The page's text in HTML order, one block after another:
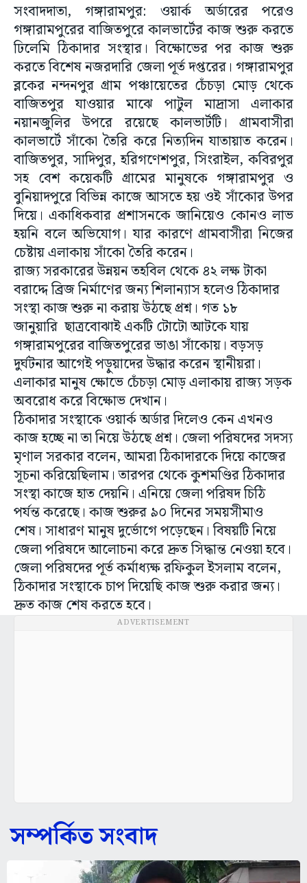
সংবাদদাতা, গঙ্গারামপুর: ওয়ার্ক অর্ডারের পরেও
গঙ্গারামপুরের বাজিতপুরে কালভার্টের কাজ শুরু করতে
ঢিলেমি ঠিকাদার সংস্থার। বিক্ষোভের পর কাজ শুরু
করতে বিশেষ নজরদারি জেলা পূর্ত দপ্তরের। গঙ্গারামপুর
ব্লকের নন্দনপুর গ্রাম পঞ্চায়েতের চেঁচড়া মোড় থেকে
বাজিতপুর যাওয়ার মাঝে পাটুল মাদ্রাসা এলাকার
নয়ানজুলির উপরে রয়েছে কালভার্টটি। গ্রামবাসীরা
কালভার্টে সাঁকো তৈরি করে নিত্যদিন যাতায়াত করেন।
বাজিতপুর, সাদিপুর, হরিগণেশপুর, সিংরাইল, কবিরপুর
সহ বেশ কয়েকটি গ্রামের মানুষকে গঙ্গারামপুর ও
বুনিয়াদপুরে বিভিন্ন কাজে আসতে হয় ওই সাঁকোর উপর
দিয়ে। একাধিকবার প্রশাসনকে জানিয়েও কোনও লাভ
হয়নি বলে অভিযোগ। যার কারণে গ্রামবাসীরা নিজের
চেষ্টায় এলাকায় সাঁকো তৈরি করেন।
রাজ্য সরকারের উন্নয়ন তহবিল থেকে ৪২ লক্ষ টাকা
বরাদ্দে ব্রিজ নির্মাণের জন্য শিলান্যাস হলেও ঠিকাদার
সংস্থা কাজ শুরু না করায় উঠছে প্রশ্ন। গত ১৮
জানুয়ারি ছাত্রবোঝাই একটি টোটো আটকে যায়
গঙ্গারামপুরের বাজিতপুরের ভাঙা সাঁকোয়। বড়সড়
দুর্ঘটনার আগেই পড়ুয়াদের উদ্ধার করেন স্থানীয়রা।
এলাকার মানুষ ক্ষোভে চেঁচড়া মোড় এলাকায় রাজ্য সড়ক
অবরোধ করে বিক্ষোভ দেখান।
ঠিকাদার সংস্থাকে ওয়ার্ক অর্ডার দিলেও কেন এখনও
কাজ হচ্ছে না তা নিয়ে উঠছে প্রশ্ন। জেলা পরিষদের সদস্য
মৃণাল সরকার বলেন, আমরা ঠিকাদারকে দিয়ে কাজের
সূচনা করিয়েছিলাম। তারপর থেকে কুশমণ্ডির ঠিকাদার
সংস্থা কাজে হাত দেয়নি। এনিয়ে জেলা পরিষদ চিঠি
পর্যন্ত করেছে। কাজ শুরুর ৯০ দিনের সময়সীমাও
শেষ। সাধারণ মানুষ দুর্ভোগে পড়েছেন। বিষয়টি নিয়ে
জেলা পরিষদে আলোচনা করে দ্রুত সিদ্ধান্ত নেওয়া হবে।
জেলা পরিষদের পূর্ত কর্মাধ্যক্ষ রফিকুল ইসলাম বলেন,
ঠিকাদার সংস্থাকে চাপ দিয়েছি কাজ শুরু করার জন্য।
দ্রুত কাজ শেষ করতে হবে।
ADVERTISEMENT
সম্পর্কিত সংবাদ